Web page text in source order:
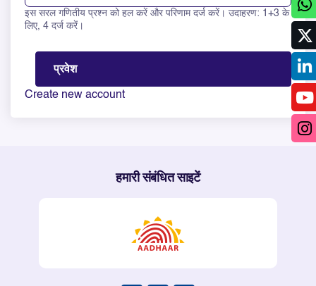
Solve this math question: 1 + 17 =
इस सरल गणितीय प्रश्न को हल करें और परिणाम दर्ज करें। उदाहरण: 1+3 के
लिए, 4 दर्ज करें।
Create new account
हमारी संबंधित साइटें